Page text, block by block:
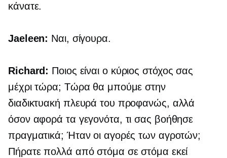
κάνατε.
Jaeleen: Ναι, σίγουρα.
Richard: Ποιος είναι ο κύριος στόχος σας
μέχρι τώρα; Τώρα θα μπούμε στην
διαδικτυακή πλευρά του προφανώς, αλλά
όσον αφορά τα γεγονότα, τι σας βοήθησε
πραγματικά; Ήταν οι αγορές των αγροτών;
Πήρατε πολλά από στόμα σε στόμα εκεί